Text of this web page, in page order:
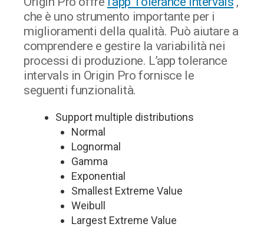
che è uno strumento importante per i
miglioramenti della qualità. Può aiutare a
comprendere e gestire la variabilità nei
processi di produzione. L’app tolerance
intervals in Origin Pro fornisce le
seguenti funzionalità.
Support multiple distributions
Normal
Lognormal
Gamma
Exponential
Smallest Extreme Value
Weibull
Largest Extreme Value